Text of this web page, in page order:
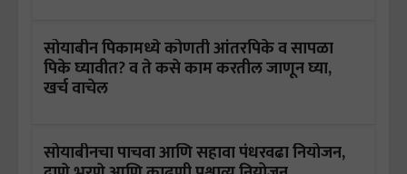
सोयाबीन पिकामध्ये कोणती आंतरपिके व सापळा
पिके घ्यावीत? व ते कसे काम करतील जाणून घ्या,
खर्च वाचेल
सोयाबीनचा पाचवा आणि सहावा पंधरवढा नियोजन,